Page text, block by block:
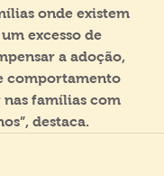
onde existem
excesso de
a adoção,
comportamento
nas famílias com
destaca.